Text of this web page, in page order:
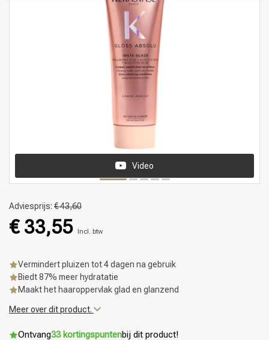
Video
Adviesprijs: € 43,60
€ 33,55 Incl. btw
Vermindert pluizen tot 4 dagen na gebruik
Biedt 87% meer hydratatie
Maakt het haaroppervlak glad en glanzend
Meer over dit product.
Ontvang33 kortingspuntenbij dit product!